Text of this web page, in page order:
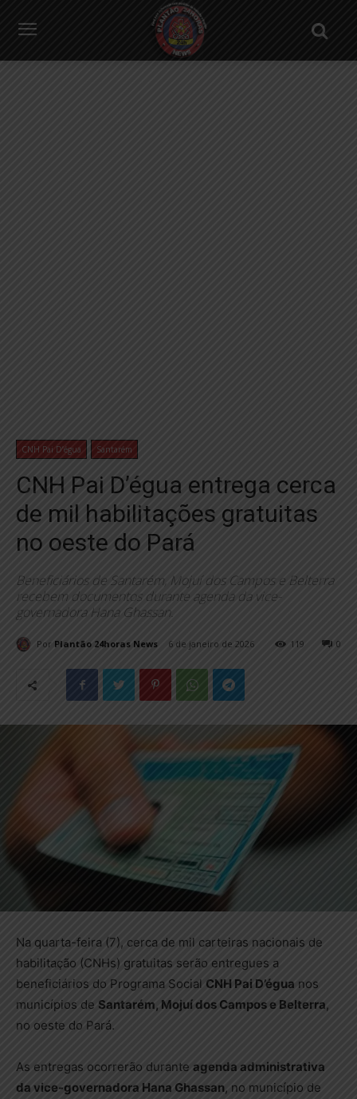
CNH Pai D’égua Santarém
CNH Pai D’égua entrega cerca
de mil habilitações gratuitas
no oeste do Pará
Beneficiários de Santarém, Mojuí dos Campos e Belterra
recebem documentos durante agenda da vice-
governadora Hana Ghassan.
Por Plantão 24horas News 6 de janeiro de 2026 0
119
Na quarta-feira (7), cerca de mil carteiras nacionais de
habilitação (CNHs) gratuitas serão entregues a
beneficiários do Programa Social CNH Pai D’égua nos
municípios de Santarém, Mojuí dos Campos e Belterra,
no oeste do Pará.
As entregas ocorrerão durante agenda administrativa
da vice-governadora Hana Ghassan, no município de